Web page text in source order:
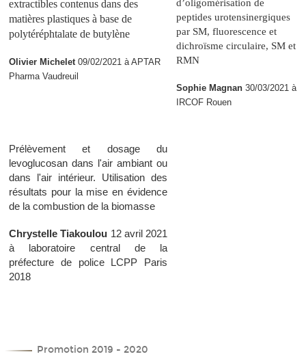
extractibles contenus dans des
matières plastiques à base de
polytéréphtalate de butylène
Olivier Michelet09/02/2021 à APTAR
Pharma Vaudreuil
d’oligomérisation de
peptides urotensinergiques
par SM, fluorescence et
dichroïsme circulaire, SM et
RMN
Sophie Magnan 30/03/2021 à
IRCOF Rouen
Prélèvement et dosage du
levoglucosan dans l'air ambiant ou
dans l'air intérieur. Utilisation des
résultats pour la mise en évidence
de la combustion de la biomasse
Chrystelle Tiakoulou 12 avril 2021
à laboratoire central de la
préfecture de police LCPP Paris
2018
Promotion 2019 - 2020